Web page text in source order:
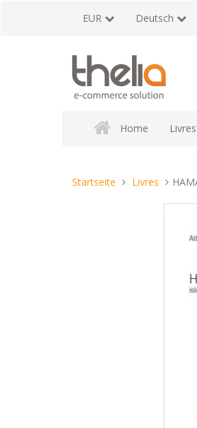
EUR Deutsch
Home Livres
Sie
Startseite Livres